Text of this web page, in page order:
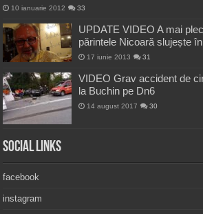
10 ianuarie 2012 33
UPDATE VIDEO A mai
părintele Nicoară slujește
17 iunie 2013 31
VIDEO Grav accident de
la Buchin pe Dn6
14 august 2017 30
Social Links
facebook
instagram